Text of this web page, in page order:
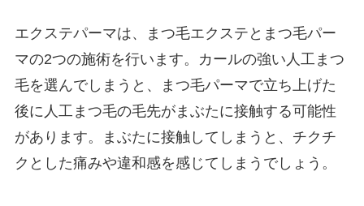
エクステパーマは、まつ毛エクステとまつ毛パー
マの2つの施術を行います。カールの強い人工まつ
毛を選んでしまうと、まつ毛パーマで立ち上げた
後に人工まつ毛の毛先がまぶたに接触する可能性
があります。まぶたに接触してしまうと、チクチ
クとした痛みや違和感を感じてしまうでしょう。